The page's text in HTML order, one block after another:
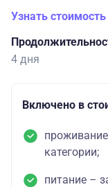
Узнать
4 дня
Включено в
категории;
питание –